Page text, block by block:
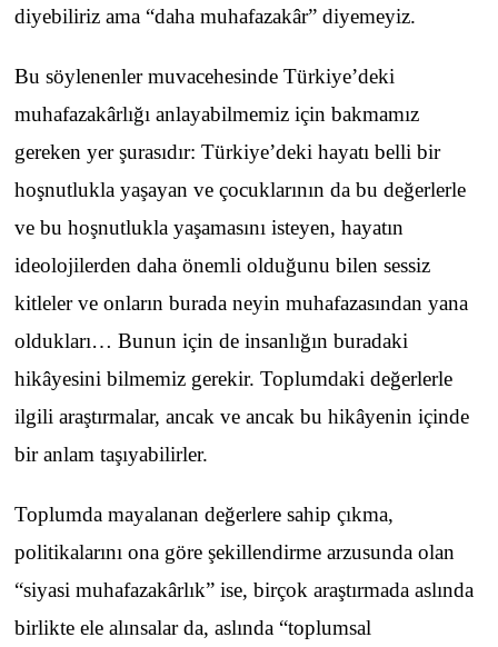
diyebiliriz ama “daha muhafazakâr” diyemeyiz.
Bu söylenenler muvacehesinde Türkiye’deki
muhafazakârlığı anlayabilmemiz için bakmamız
gereken yer şurasıdır: Türkiye’deki hayatı belli bir
hoşnutlukla yaşayan ve çocuklarının da bu değerlerle
ve bu hoşnutlukla yaşamasını isteyen, hayatın
ideolojilerden daha önemli olduğunu bilen sessiz
kitleler ve onların burada neyin muhafazasından yana
oldukları… Bunun için de insanlığın buradaki
hikâyesini bilmemiz gerekir. Toplumdaki değerlerle
ilgili araştırmalar, ancak ve ancak bu hikâyenin içinde
bir anlam taşıyabilirler.
Toplumda mayalanan değerlere sahip çıkma,
politikalarını ona göre şekillendirme arzusunda olan
“siyasi muhafazakârlık” ise, birçok araştırmada aslında
birlikte ele alınsalar da, aslında “toplumsal